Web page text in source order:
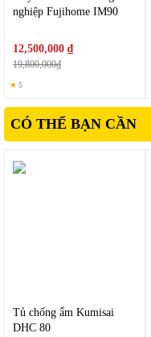
nghiệp Fujihome IM90
12,500,000 ₫
19,800,000₫
★ 5
CÓ THỂ BẠN CẦN
Tủ chống ẩm Kumisai
DHC 80